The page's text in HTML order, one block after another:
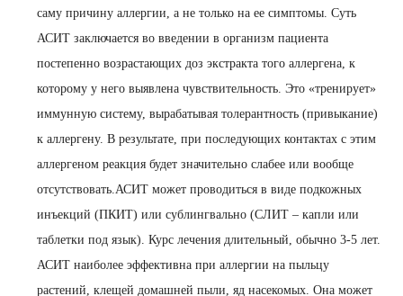
саму причину аллергии, а не только на ее симптомы. Суть
АСИТ заключается во введении в организм пациента
постепенно возрастающих доз экстракта того аллергена, к
которому у него выявлена чувствительность. Это «тренирует»
иммунную систему, вырабатывая толерантность (привыкание)
к аллергену. В результате, при последующих контактах с этим
аллергеном реакция будет значительно слабее или вообще
отсутствовать.АСИТ может проводиться в виде подкожных
инъекций (ПКИТ) или сублингвально (СЛИТ – капли или
таблетки под язык). Курс лечения длительный, обычно 3-5 лет.
АСИТ наиболее эффективна при аллергии на пыльцу
растений, клещей домашней пыли, яд насекомых. Она может